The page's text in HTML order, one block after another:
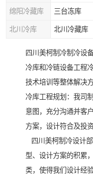
绵阳冷藏库 三台冻库
北川冷库 北川冷藏库
四川美柯制冷制冷设
冷库和冷链设备工程
技术培训等整体解决
冷库工程规划：我司
意图，充分沟通并客
方案，设计符合及投
四川美柯制冷设计
型、设计方案的积累
类，使得我们设计经